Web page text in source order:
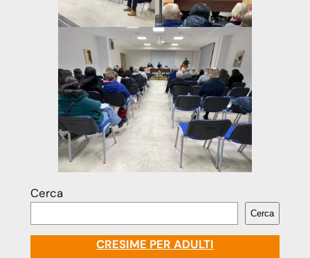
Cerca
Cerca
CRESIME PER ADULTI